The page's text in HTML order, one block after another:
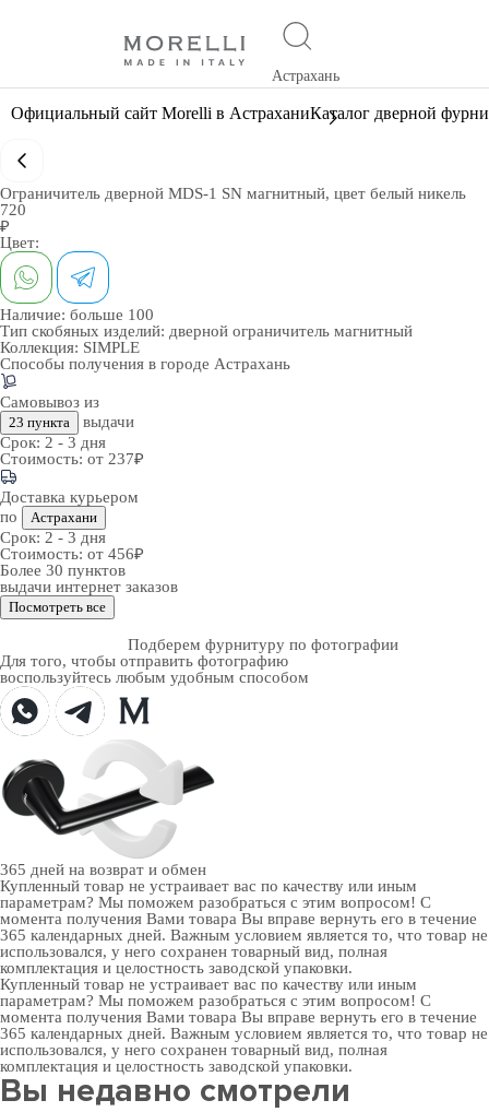
Астрахань
Официальный сайт Morelli в АстраханиКаталог дверной
Ограничитель дверной MDS-1 SN магнитный, цвет белый никель
720
₽
Цвет:
Наличие: больше 100
Тип скобяных изделий: дверной ограничитель магнитный
Коллекция: SIMPLE
Способы получения в городе Астрахань
Самовывоз из
23 пункта
выдачи
Срок: 2 - 3 дня
Стоимость: от 237₽
Доставка курьером
по
Астрахани
Срок: 2 - 3 дня
Стоимость: от 456₽
Более 30 пунктов
выдачи интернет заказов
Посмотреть все
Подберем фурнитуру по фотографии
Для того, чтобы отправить фотографию
воспользуйтесь любым удобным способом
365 дней на возврат и обмен
Купленный товар не устраивает вас по качеству или иным
параметрам? Мы поможем разобраться с этим вопросом! С
момента получения Вами товара Вы вправе вернуть его в течение
365 календарных дней. Важным условием является то, что товар не
использовался, у него сохранен товарный вид, полная
комплектация и целостность заводской упаковки.
Купленный товар не устраивает вас по качеству или иным
параметрам? Мы поможем разобраться с этим вопросом! С
момента получения Вами товара Вы вправе вернуть его в течение
365 календарных дней. Важным условием является то, что товар не
использовался, у него сохранен товарный вид, полная
комплектация и целостность заводской упаковки.
Вы недавно смотрели